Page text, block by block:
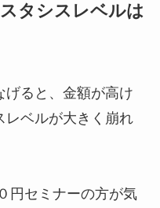
タシスレベルは
げると、金額が高け
レベルが大きく崩れ
円セミナーの方が気